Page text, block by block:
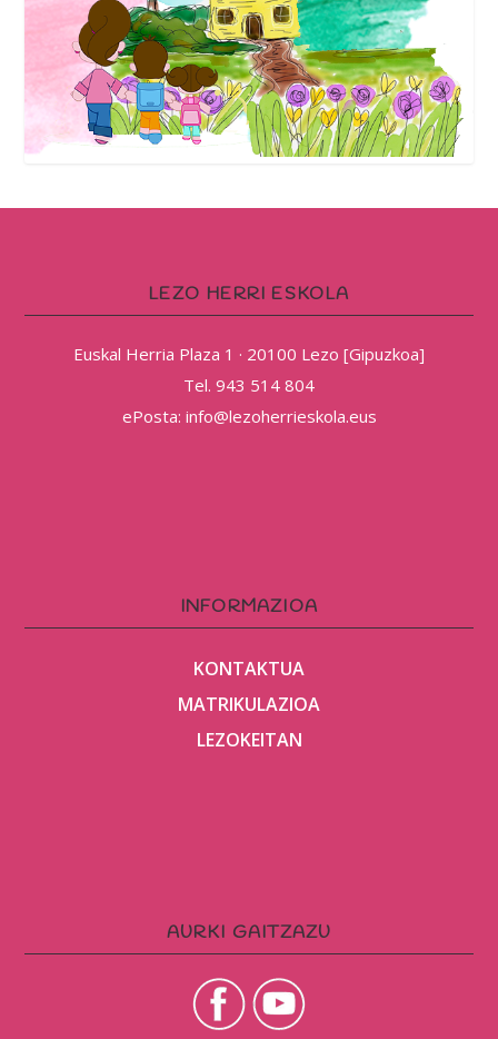
LEZO HERRI ESKOLA
Euskal Herria Plaza 1 · 20100 Lezo [Gipuzkoa]
Tel. 943 514 804
ePosta: info@lezoherrieskola.eus
INFORMAZIOA
KONTAKTUA
MATRIKULAZIOA
LEZOKEITAN
AURKI GAITZAZU